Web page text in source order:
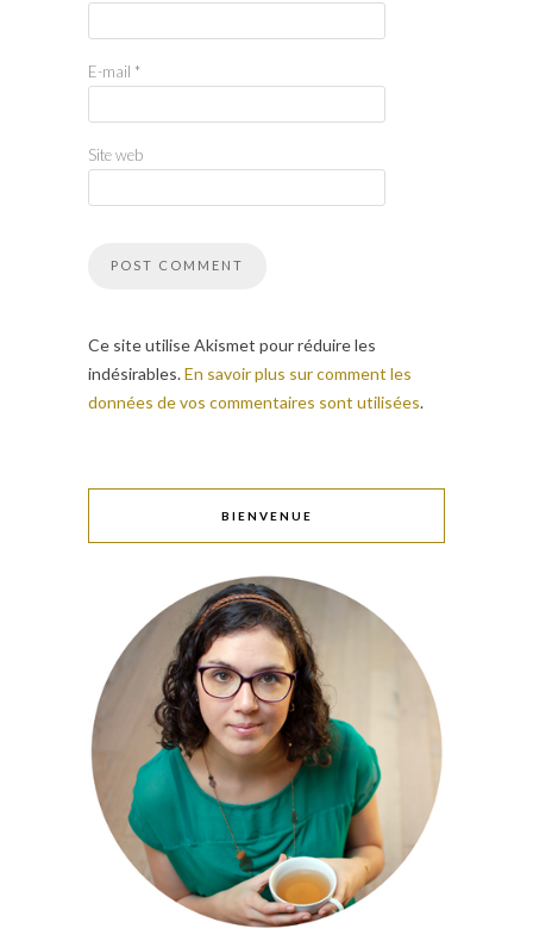
E-mail *
Site web
Ce site utilise Akismet pour réduire les
indésirables.En savoir plus sur comment les
données de vos commentaires sont utilisées.
BIENVENUE